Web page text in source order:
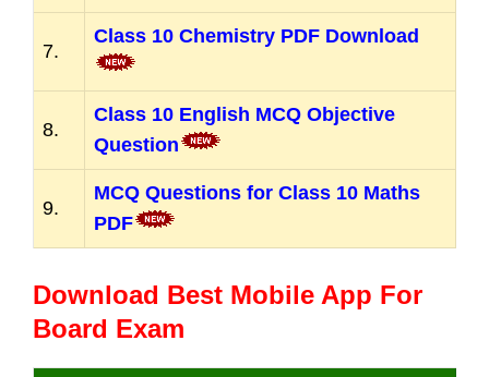
7.
Class 10 Chemistry PDF Download
8.
Class 10 English MCQ Objective
Question
9.
MCQ Questions for Class 10 Maths
PDF
Download Best Mobile App For
Board Exam